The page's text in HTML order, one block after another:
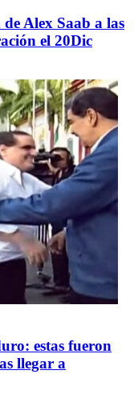
Alex Saab a las
el 20Dic
estas fueron
llegar a